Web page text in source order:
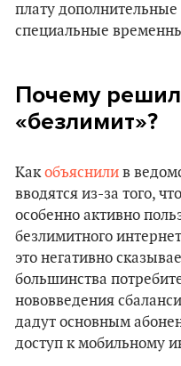
плату
специальные
Почему
«безлимит»?
Какобъяснили в
вводятся из-за того,
особенно активно
безлимитного
это негативно
большинства
нововведения
дадут основным
доступ к мобильному